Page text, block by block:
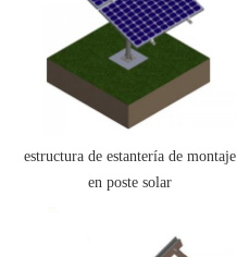
estructura de estantería de montaje
en poste solar